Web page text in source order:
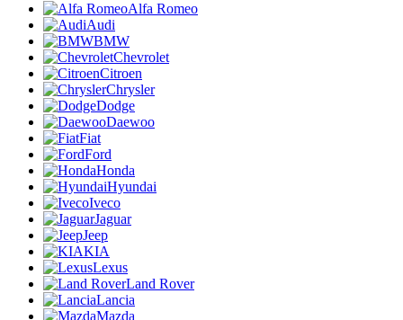
Alfa Romeo
Audi
BMW
Chevrolet
Citroen
Chrysler
Dodge
Daewoo
Fiat
Ford
Honda
Hyundai
Iveco
Jaguar
Jeep
KIA
Lexus
Land Rover
Lancia
Mazda